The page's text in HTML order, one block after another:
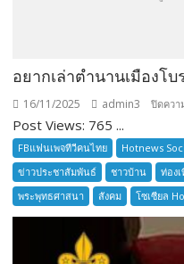
อยากเล่าตำนานเมืองโ
16/11/2025 admin3 ปิดควา
Post Views: 765 ...
FBแฟนเพจทีวีคนไทย Hotnews
ข่าวประชาสัมพันธ์
ชาวบ้าน ท่อง
พระพุทธศาสนา
สังคม โซเซียล